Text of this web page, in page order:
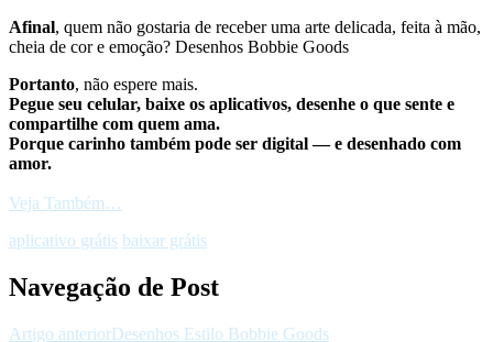
Afinal, quem não gostaria de receber uma arte delicada, feita à mão,
cheia de cor e emoção? Desenhos Bobbie Goods
Portanto, não espere mais.
Pegue seu celular, baixe os aplicativos, desenhe o que sente e
compartilhe com quem ama.
Porque carinho também pode ser digital — e desenhado com
amor.
Veja Também…
aplicativo grátis baixar grátis
Navegação de Post
Artigo anteriorDesenhos Estilo Bobbie Goods